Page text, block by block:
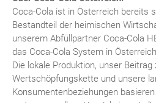
Coca-Cola ist in Österreich bereits
Bestandteil der heimischen
unserem Abfüllpartner Coca-Cola
das Coca-Cola System in
Die lokale Produktion, unser
Wertschöpfungskette und unsere
Konsumentenbeziehungen